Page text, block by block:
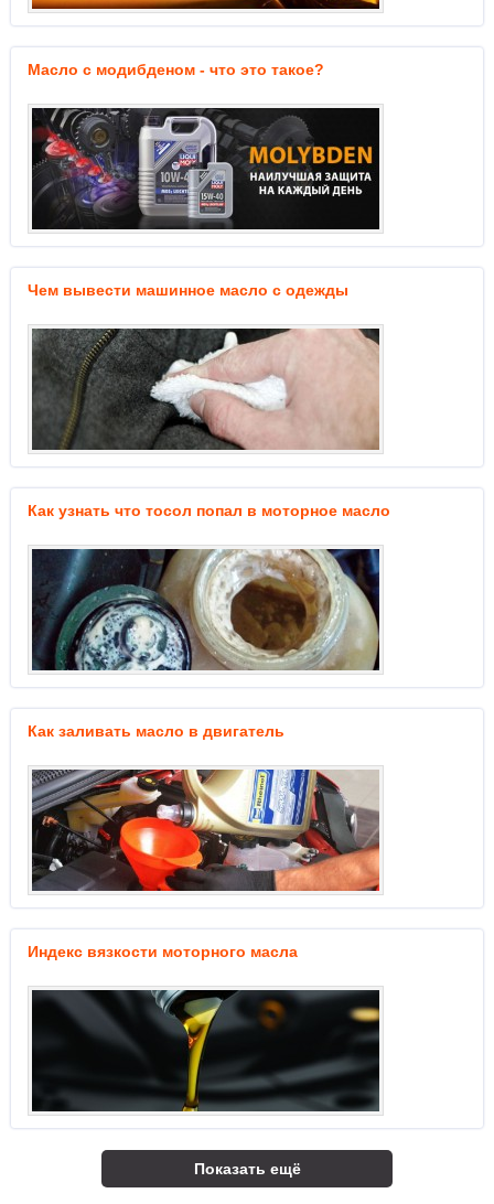
Масло с модибденом - что это такое?
Чем вывести машинное масло с одежды
Как узнать что тосол попал в моторное масло
Как заливать масло в двигатель
Индекс вязкости моторного масла
Показать ещё